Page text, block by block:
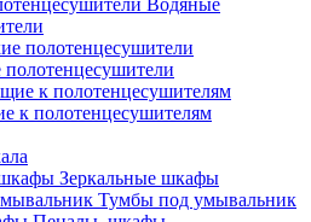
Водяные
полотенцесушители
к полотенцесушителям
Зеркальные шкафы
Тумбы под умывальник